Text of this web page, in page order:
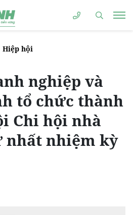
Hiệp hội
nghiệp và
tổ chức thành
Chi hội nhà
nhất nhiệm kỳ